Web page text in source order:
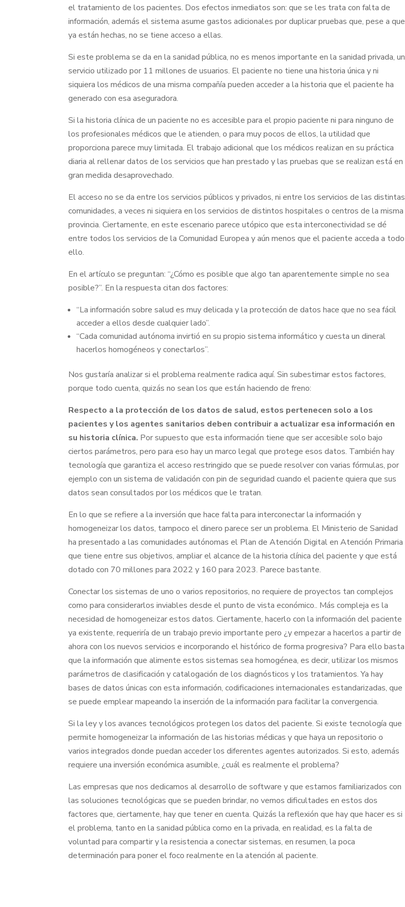
el tratamiento de los pacientes. Dos efectos inmediatos son: que se les trata con falta de
información, además el sistema asume gastos adicionales por duplicar pruebas que, pese a que
ya están hechas, no se tiene acceso a ellas.
Si este problema se da en la sanidad pública, no es menos importante en la sanidad privada, un
servicio utilizado por 11 millones de usuarios. El paciente no tiene una historia única y ni
siquiera los médicos de una misma compañía pueden acceder a la historia que el paciente ha
generado con esa aseguradora.
Si la historia clínica de un paciente no es accesible para el propio paciente ni para ninguno de
los profesionales médicos que le atienden, o para muy pocos de ellos, la utilidad que
proporciona parece muy limitada. El trabajo adicional que los médicos realizan en su práctica
diaria al rellenar datos de los servicios que han prestado y las pruebas que se realizan está en
gran medida desaprovechado.
El acceso no se da entre los servicios públicos y privados, ni entre los servicios de las distintas
comunidades, a veces ni siquiera en los servicios de distintos hospitales o centros de la misma
provincia. Ciertamente, en este escenario parece utópico que esta interconectividad se dé
entre todos los servicios de la Comunidad Europea y aún menos que el paciente acceda a todo
ello.
En el artículo se preguntan: “¿Cómo es posible que algo tan aparentemente simple no sea
posible?”. En la respuesta citan dos factores:
“La información sobre salud es muy delicada y la protección de datos hace que no sea fácil
acceder a ellos desde cualquier lado”.
“Cada comunidad autónoma invirtió en su propio sistema informático y cuesta un dineral
hacerlos homogéneos y conectarlos”.
Nos gustaría analizar si el problema realmente radica aquí. Sin subestimar estos factores,
porque todo cuenta, quizás no sean los que están haciendo de freno:
Respecto a la protección de los datos de salud, estos pertenecen solo a los
pacientes y los agentes sanitarios deben contribuir a actualizar esa información en
su historia clínica. Por supuesto que esta información tiene que ser accesible solo bajo
ciertos parámetros, pero para eso hay un marco legal que protege esos datos. También hay
tecnología que garantiza el acceso restringido que se puede resolver con varias fórmulas, por
ejemplo con un sistema de validación con pin de seguridad cuando el paciente quiera que sus
datos sean consultados por los médicos que le tratan.
En lo que se refiere a la inversión que hace falta para interconectar la información y
homogeneizar los datos, tampoco el dinero parece ser un problema. El Ministerio de Sanidad
ha presentado a las comunidades autónomas el Plan de Atención Digital en Atención Primaria
que tiene entre sus objetivos, ampliar el alcance de la historia clínica del paciente y que está
dotado con 70 millones para 2022 y 160 para 2023. Parece bastante.
Conectar los sistemas de uno o varios repositorios, no requiere de proyectos tan complejos
como para considerarlos inviables desde el punto de vista económico.. Más compleja es la
necesidad de homogeneizar estos datos. Ciertamente, hacerlo con la información del paciente
ya existente, requeriría de un trabajo previo importante pero ¿y empezar a hacerlos a partir de
ahora con los nuevos servicios e incorporando el histórico de forma progresiva? Para ello basta
que la información que alimente estos sistemas sea homogénea, es decir, utilizar los mismos
parámetros de clasificación y catalogación de los diagnósticos y los tratamientos. Ya hay
bases de datos únicas con esta información, codificaciones internacionales estandarizadas, que
se puede emplear mapeando la inserción de la información para facilitar la convergencia.
Si la ley y los avances tecnológicos protegen los datos del paciente. Si existe tecnología que
permite homogeneizar la información de las historias médicas y que haya un repositorio o
varios integrados donde puedan acceder los diferentes agentes autorizados. Si esto, además
requiere una inversión económica asumible, ¿cuál es realmente el problema?
Las empresas que nos dedicamos al desarrollo de software y que estamos familiarizados con
las soluciones tecnológicas que se pueden brindar, no vemos dificultades en estos dos
factores que, ciertamente, hay que tener en cuenta. Quizás la reflexión que hay que hacer es si
el problema, tanto en la sanidad pública como en la privada, en realidad, es la falta de
voluntad para compartir y la resistencia a conectar sistemas, en resumen, la poca
determinación para poner el foco realmente en la atención al paciente.